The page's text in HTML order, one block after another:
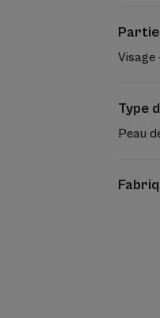
Visage
Type
Peau